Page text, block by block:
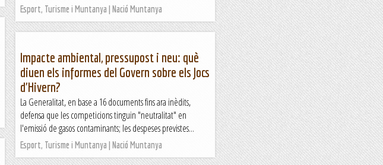
Esport, Turisme i Muntanya | Nació Muntanya
Impacte ambiental, pressupost i neu: què
diuen els informes del Govern sobre els Jocs
d'Hivern?
La Generalitat, en base a 16 documents fins ara inèdits,
defensa que les competicions tinguin "neutralitat" en
l'emissió de gasos contaminants; les despeses previstes...
Esport, Turisme i Muntanya | Nació Muntanya